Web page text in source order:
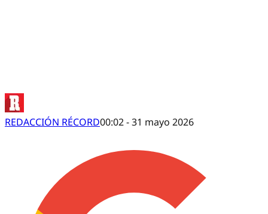
REDACCIÓN RÉCORD00:02 - 31 mayo 2026